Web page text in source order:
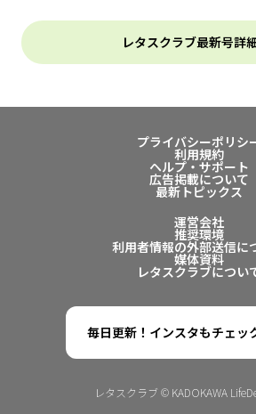
レタスクラブ最新号詳
プライバシーポリシ
利用規約
ヘルプ・サポート
広告掲載について
最新トピックス
運営会社
推奨環境
利用者情報の外部送信に
媒体資料
レタスクラブについ
毎日更新！インスタもチェッ
レタスクラブ © KADOKAWA